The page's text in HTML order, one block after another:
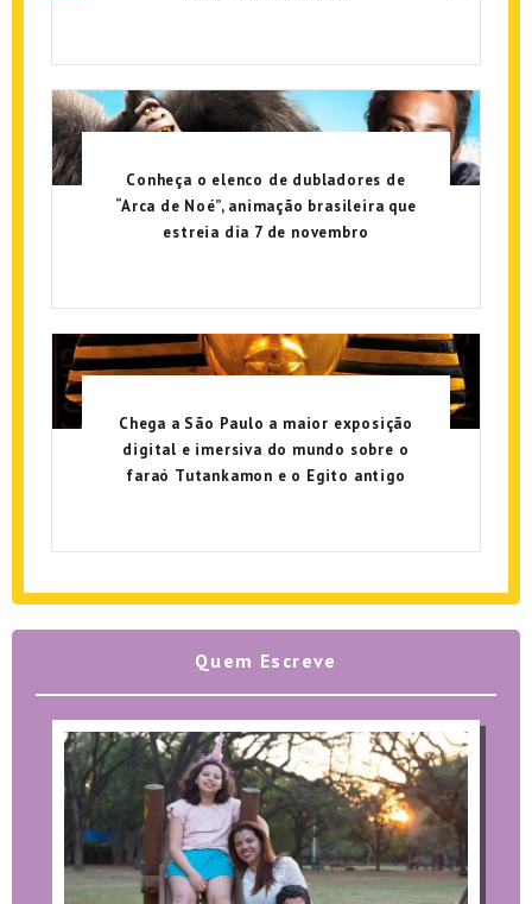
Conheça o elenco de dubladores de
“Arca de Noé”, animação brasileira que
estreia dia 7 de novembro
Chega a São Paulo a maior exposição
digital e imersiva do mundo sobre o
faraó Tutankamon e o Egito antigo
Quem Escreve